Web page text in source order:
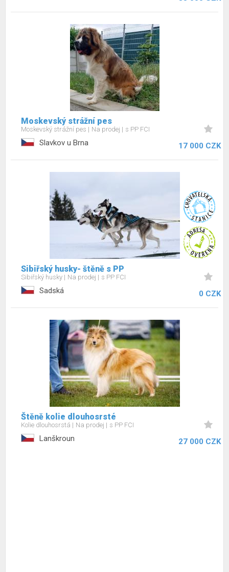
Moskevský strážní pes
Moskevský strážní pes Na prodej s PP FCI
Slavkov u Brna 17 000 CZK
Sibiřský husky- štěně s PP
Sibiřský husky Na prodej s PP FCI
Sadská 0 CZK
Štěně kolie dlouhosrsté
Kolie dlouhosrstá Na prodej s PP FCI
Lanškroun 27 000 CZK